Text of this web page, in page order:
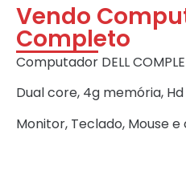
Vendo
Completo
Computador DELL
Dual core, 4g memória,
Monitor, Teclado, Mouse e